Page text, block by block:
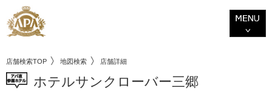
店舗検索TOP 地図検索 店舗詳細
ホテルサンクローバー三郷